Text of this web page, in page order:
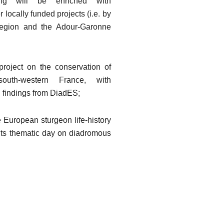
locally funded projects (i.e. by
and the Adour-Garonne
on the conservation of
western France, with
from DiadES;
European sturgeon life-history
thematic day on diadromous